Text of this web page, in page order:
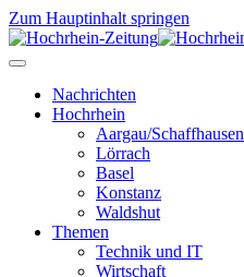
Zum Hauptinhalt springen
Nachrichten
Hochrhein
Aargau/Schaffhausen
Lörrach
Basel
Konstanz
Waldshut
Themen
Technik und IT
Wirtschaft